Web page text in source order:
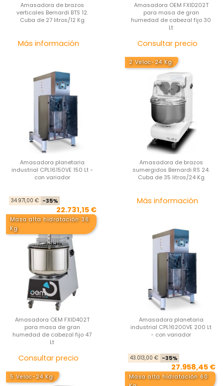
Amasadora de brazos
verticales Bernardi BTS 12.
Cuba de 27 litros/12 Kg
Más información
Amasadora OEM FXID202T
para masa de gran
humedad de cabezal fijo 30
Lt
Consultar precio
Amasadora planetaria
industrial CPL16150VE 150 Lt -
con variador
34.971,00 € -35%
22.731,15 €
2 Veloc-24 Kg
Amasadora de brazos
sumergidos Bernardi RS 24.
Cuba de 35 litros/24 Kg
Más información
Masa alta hidratación 36
Kg
Amasadora OEM FXID402T
para masa de gran
humedad de cabezal fijo 47
Lt
Consultar precio
Amasadora planetaria
industrial CPL16200VE 200 Lt
- con variador
43.013,00 € -35%
27.958,45 €
5 Veloc-24 Kg
Masa alta hidratación 60